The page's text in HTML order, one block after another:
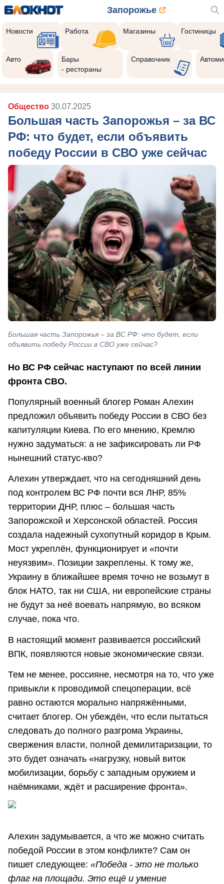
Запорожье
Новости Работа Магазины Гостиницы
Авто
Бары
- рестораны
Справочник
Общество 30.07.2025
Большая часть Запорожья – за ВС
РФ: что будет, если объявить
победу России в СВО уже сейчас
Большая часть Запорожья – за ВС РФ: что будет, если
объявить победу России в СВО уже сейчас?
Но ВС РФ сейчас наступают по всей линии
фронта СВО.
Популярный военный блогер Роман Алехин
предложил объявить победу России в СВО без
капитуляции Киева. По его мнению, Кремлю
нужно задуматься: а не зафиксировать ли РФ
нынешний статус-кво?
Алехин утверждает, что на сегодняшний день
под контролем ВС РФ почти вся ЛНР, 85%
территории ДНР, плюс – большая часть
Запорожской и Херсонской областей. Россия
создала надежный сухопутный коридор в Крым.
Мост укреплён, функционирует и «почти
неуязвим». Позиции закреплены. К тому же,
Украину в ближайшее время точно не возьмут в
блок НАТО, так ни США, ни европейские страны
не будут за неё воевать напрямую, во всяком
случае, пока что.
В настоящий момент развивается российский
ВПК, появляются новые экономические связи.
Тем не менее, россияне, несмотря на то, что уже
привыкли к проводимой спецоперации, всё
равно остаются морально напряжёнными,
считает блогер. Он убеждён, что если пытаться
следовать до полного разгрома Украины,
свержения власти, полной демилитаризации, то
это будет означать «нагрузку, новый виток
мобилизации, борьбу с западным оружием и
наёмниками, ждёт и расширение фронта».
Алехин задумывается, а что же можно считать
победой России в этом конфликте? Сам он
пишет следующее: «Победа - это не только
флаг на площади. Это ещё и умение